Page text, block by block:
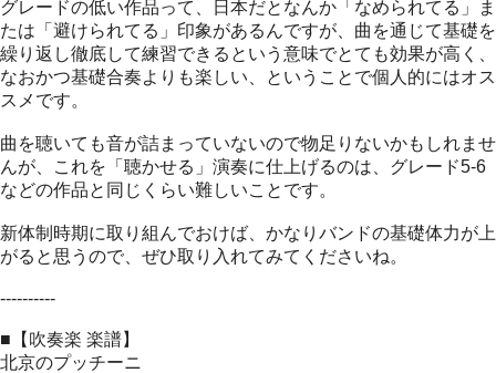
グレードの低い作品って、日本だとなんか「なめられてる」ま
たは「避けられてる」印象があるんですが、曲を通じて基礎を
繰り返し徹底して練習できるという意味でとても効果が高く、
なおかつ基礎合奏よりも楽しい、ということで個人的にはオス
スメです。
曲を聴いても音が詰まっていないので物足りないかもしれませ
んが、これを「聴かせる」演奏に仕上げるのは、グレード5-6
などの作品と同じくらい難しいことです。
新体制時期に取り組んでおけば、かなりバンドの基礎体力が上
がると思うので、ぜひ取り入れてみてくださいね。
----------
■【吹奏楽 楽譜】
北京のプッチーニ